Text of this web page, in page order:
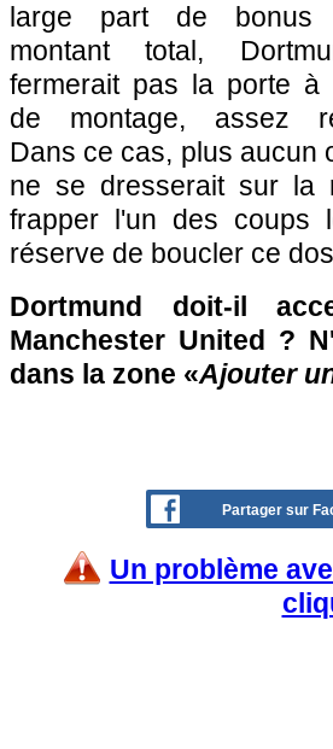
large part de
montant total,
fermerait pas la porte à
de montage, assez
Dans ce cas, plus aucun
ne se dresserait sur la
frapper l'un des coups
réserve de boucler ce
Dortmund doit-il
Manchester United ?
dans la zone «Ajouter
Partager sur
Un problème